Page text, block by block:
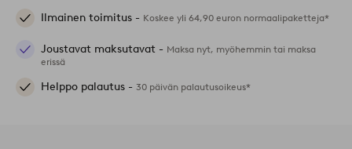
Ilmainen toimitus - Koskee yli 64,90 euron normaalipaketteja*
Joustavat maksutavat - Maksa nyt, myöhemmin tai maksa
erissä
Helppo palautus - 30 päivän palautusoikeus*